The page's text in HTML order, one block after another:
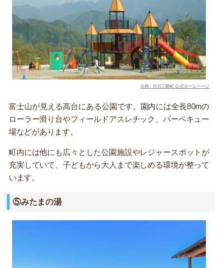
出典：市川三郷町 公式ホームページ
富士山が見える高台にある公園です。園内には全長80mの
ローラー滑り台やフィールドアスレチック、バーベキュー
場などがあります。
町内には他にも広々とした公園施設やレジャースポットが
充実していて、子どもから大人まで楽しめる環境が整って
います。
⑤みたまの湯